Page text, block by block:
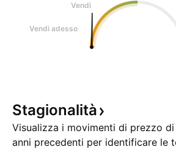
Vendi
Vendi adesso
Stagionalità
Visualizza i movimenti di prezzo
anni precedenti per identificare le